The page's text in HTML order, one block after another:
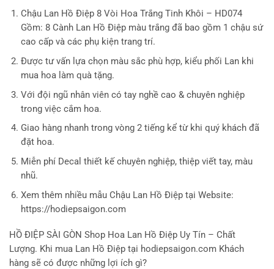
Chậu Lan Hồ Điệp 8 Vòi Hoa Trắng Tinh Khôi – HD074
Gồm: 8 Cành Lan Hồ Điệp màu trắng đã bao gồm 1 chậu sứ
cao cấp và các phụ kiện trang trí.
Được tư vấn lựa chọn màu sắc phù hợp, kiểu phối Lan khi
mua hoa làm quà tặng.
Với đội ngũ nhân viên có tay nghề cao & chuyên nghiệp
trong việc cắm hoa.
Giao hàng nhanh trong vòng 2 tiếng kể từ khi quý khách đã
đặt hoa.
Miễn phí Decal thiết kế chuyên nghiệp, thiệp viết tay, màu
nhũ.
Xem thêm nhiều mẫu Chậu Lan Hồ Điệp tại Website:
https://hodiepsaigon.com
HỒ ĐIỆP SÀI GÒN Shop Hoa Lan Hồ Điệp Uy Tín – Chất
Lượng. Khi mua Lan Hồ Điệp tại hodiepsaigon.com Khách
hàng sẽ có được những lợi ích gì?